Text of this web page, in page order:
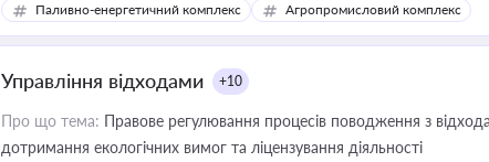
Паливно-енергетичний комплекс Агропромисловий комплекс
Управління відходами +10
Про що тема: Правове регулювання процесів поводження з
дотримання екологічних вимог та ліцензування діяльності